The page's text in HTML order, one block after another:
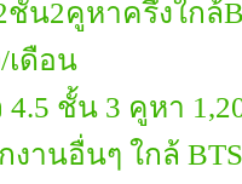
น2คูหาครึ่งใกล้
เดือน
ชั้น 3 คูหา
านอื่นๆ ใกล้ BTS